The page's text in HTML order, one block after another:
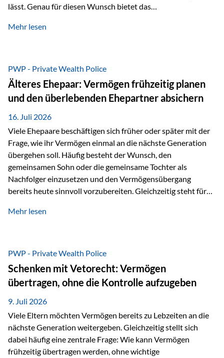
lässt. Genau für diesen Wunsch bietet das
Vienna-Life eine interessante Lösung. Es ermöglicht,
Ausgangssituation Stellen Sie sich folgende Familie vor: Die
Großeltern haben über viele Jahre Vermögen aufgebaut. Ihr
Wunsch ist es, dieses Vermögen nicht nur den eigenen
Kindern, sondern langfristig auch den Enkeln zukommen zu…
Mehr lesen
PWP - Private Wealth Police
Älteres Ehepaar: Vermögen frühzeitig planen
und den überlebenden Ehepartner absichern
16. Juli 2026
Viele Ehepaare beschäftigen sich früher oder später mit der
Frage, wie ihr Vermögen einmal an die nächste Generation
übergehen soll. Häufig besteht der Wunsch, den
gemeinsamen Sohn oder die gemeinsame Tochter als
Nachfolger einzusetzen und den Vermögensübergang
bereits heute sinnvoll vorzubereiten. Gleichzeitig steht für
passiert, wenn einer der beiden verstirbt? Der überlebende
Vermögen verfügen können. Genau für diese
Ausgangssituation bietet die Private Wealth Police der
Vienna-Life eine durchdachte Gestaltungsmöglichkeit. Die
Ausgangssituation Stellen Sie sich folgendes Beispiel vor:
Ein…
Mehr lesen
PWP - Private Wealth Police
Schenken mit Vetorecht: Vermögen
übertragen, ohne die Kontrolle aufzugeben
9. Juli 2026
Viele Eltern möchten Vermögen bereits zu Lebzeiten an die
nächste Generation weitergeben. Gleichzeitig stellt sich
dabei häufig eine zentrale Frage: Wie kann Vermögen
frühzeitig übertragen werden, ohne wichtige